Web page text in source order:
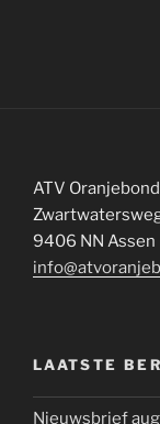
ATV Oranjebond
9406 NN Assen
LAATSTE
Nieuwsbrief